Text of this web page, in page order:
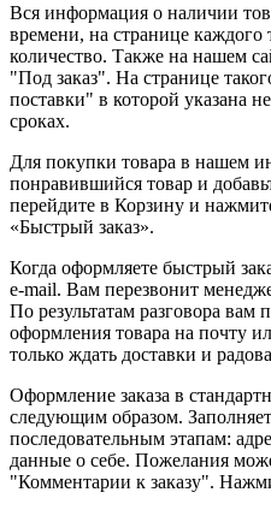
Вся информация о наличии
времени, на странице каждого
количество. Также на нашем
"Под заказ". На странице
поставки" в которой указана
сроках.
Для покупки товара в нашем
понравившийся товар и
перейдите в Корзину и
«Быстрый заказ».
Когда оформляете быстрый
e-mail. Вам перезвонит
По результатам разговора вам
оформления товара на почту
только ждать доставки и
Оформление заказа в
следующим образом.
последовательным этапам:
данные о себе. Пожелания
"Комментарии к заказу".